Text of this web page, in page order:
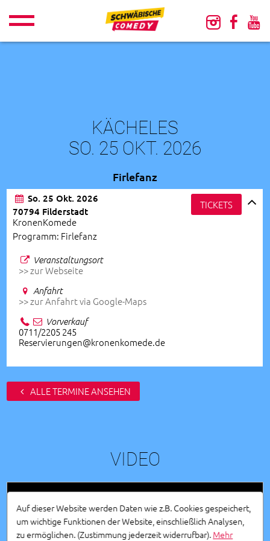
KÄCHELES
SO. 25 OKT. 2026
Firlefanz
So. 25 Okt. 2026
70794 Filderstadt
KronenKomede
Programm: Firlefanz
TICKETS
Veranstaltungsort
>> zur Webseite
Anfahrt
>> zur Anfahrt via Google-Maps
Vorverkauf
0711/2205 245
Reservierungen@kronenkomede.de
ALLE TERMINE ANSEHEN
VIDEO
Auf dieser Website werden Daten wie z.B. Cookies gespeichert,
um wichtige Funktionen der Website, einschließlich Analysen,
zu ermöglichen. (Zustimmung jederzeit widerrufbar). Mehr